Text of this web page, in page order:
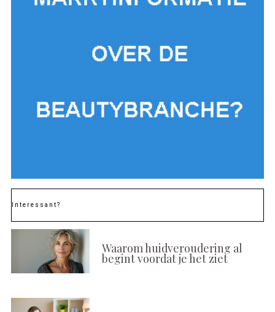
Interessant?
Waarom huidveroudering al
begint voordat je het ziet